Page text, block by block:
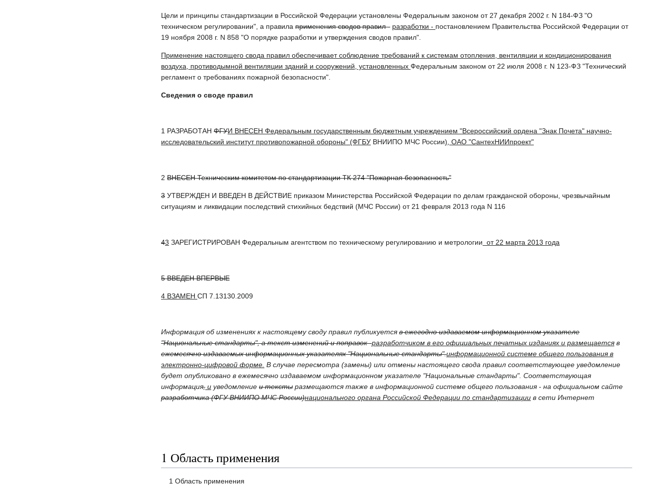
Цели и принципы стандартизации в Российской Федерации установлены Федеральным законом от 27 декабря 2002 г. N 184-ФЗ "О
техническом регулировании", а правила применения сводов правил - разработки - постановлением Правительства Российской Федерации от
19 ноября 2008 г. N 858 "О порядке разработки и утверждения сводов правил".
Применение настоящего свода правил обеспечивает соблюдение требований к системам отопления, вентиляции и кондиционирования
воздуха, противодымной вентиляции зданий и сооружений, установленных Федеральным законом от 22 июля 2008 г. N 123-ФЗ "Технический
регламент о требованиях пожарной безопасности".
Сведения о своде правил
1 РАЗРАБОТАН ФГУИ ВНЕСЕН Федеральным государственным бюджетным учреждением "Всероссийский ордена "Знак Почета" научно-
исследовательский институт противопожарной обороны" (ФГБУ ВНИИПО МЧС России), ОАО "СантехНИИпроект"
2 ВНЕСЕН Техническим комитетом по стандартизации ТК 274 "Пожарная безопасность"
3 УТВЕРЖДЕН И ВВЕДЕН В ДЕЙСТВИЕ приказом Министерства Российской Федерации по делам гражданской обороны, чрезвычайным
ситуациям и ликвидации последствий стихийных бедствий (МЧС России) от 21 февраля 2013 года N 116
43 ЗАРЕГИСТРИРОВАН Федеральным агентством по техническому регулированию и метрологии от 22 марта 2013 года
5 ВВЕДЕН ВПЕРВЫЕ
4 ВЗАМЕН СП 7.13130.2009
Информация об изменениях к настоящему своду правил публикуется в ежегодно издаваемом информационном указателе
"Национальные стандарты", а текст изменений и поправок -разработчиком в его официальных печатных изданиях и размещается в
ежемесячно издаваемых информационных указателях "Национальные стандарты".информационной системе общего пользования в
электронно-цифровой форме. В случае пересмотра (замены) или отмены настоящего свода правил соответствующее уведомление
будет опубликовано в ежемесячно издаваемом информационном указателе "Национальные стандарты". Соответствующая
информация, и уведомление и тексты размещаются также в информационной системе общего пользования - на официальном сайте
разработчика (ФГУ ВНИИПО МЧС России)национального органа Российской Федерации по стандартизации в сети Интернет
1 Область применения
1 Область применения